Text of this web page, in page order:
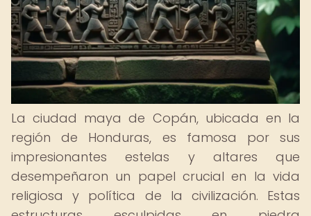
La ciudad maya de Copán, ubicada en la
región de Honduras, es famosa por sus
impresionantes estelas y altares que
desempeñaron un papel crucial en la vida
religiosa y política de la civilización. Estas